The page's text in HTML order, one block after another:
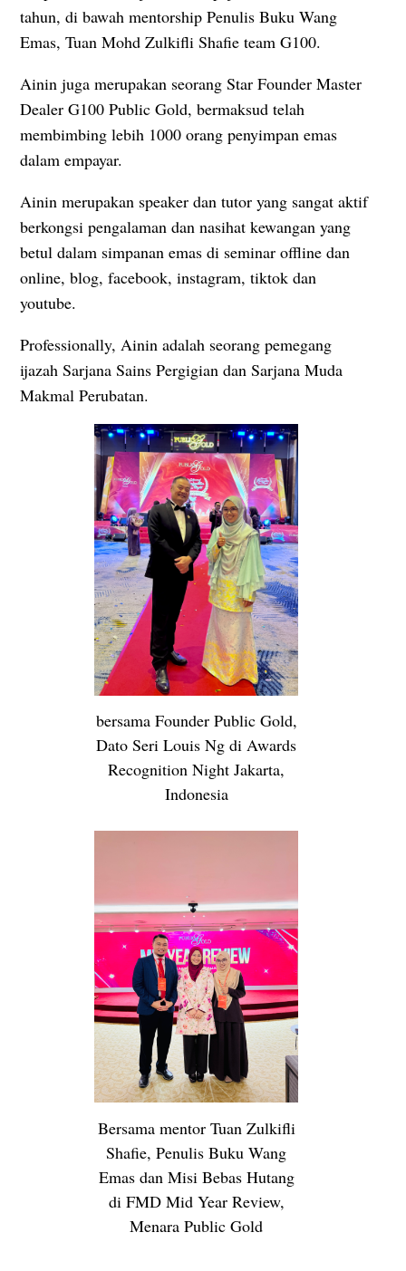
tahun, di bawah mentorship Penulis Buku Wang
Emas, Tuan Mohd Zulkifli Shafie team G100.
Ainin juga merupakan seorang Star Founder Master
Dealer G100 Public Gold, bermaksud telah
membimbing lebih 1000 orang penyimpan emas
dalam empayar.
Ainin merupakan speaker dan tutor yang sangat aktif
berkongsi pengalaman dan nasihat kewangan yang
betul dalam simpanan emas di seminar offline dan
online, blog, facebook, instagram, tiktok dan
youtube.
Professionally, Ainin adalah seorang pemegang
ijazah Sarjana Sains Pergigian dan Sarjana Muda
Makmal Perubatan.
bersama Founder Public Gold,
Dato Seri Louis Ng di Awards
Recognition Night Jakarta,
Indonesia
Bersama mentor Tuan Zulkifli
Shafie, Penulis Buku Wang
Emas dan Misi Bebas Hutang
di FMD Mid Year Review,
Menara Public Gold